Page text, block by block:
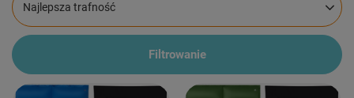
Zmień sortowanie
Najlepsza trafność
Filtrowanie